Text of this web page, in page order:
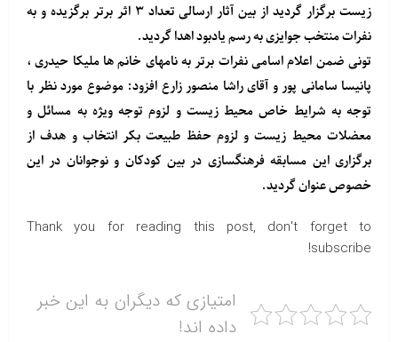
زیست برگزار گردید از بین آثار ارسالی تعداد ۳ اثر برتر برگزیده و به
نفرات منتخب جوایزی به رسم یادبود اهدا گردید.
تونی ضمن اعلام اسامی نفرات برتر به نامهای خانم ها ملیکا حیدری ،
پانیسا سامانی پور و آقای راشا منصور زارع افزود: موضوع مورد نظر با
توجه به شرایط خاص محیط زیست و لزوم توجه ویژه به مسائل و
معضلات محیط زیست و لزوم حفظ طبیعت بکر انتخاب و هدف از
برگزاری این مسابقه فرهنگسازی در بین کودکان و نوجوانان در این
خصوص عنوان گردید.
Thank you for reading this post, don't forget to
subscribe!
امتیازی که دیگران به این خبر
داده اند!